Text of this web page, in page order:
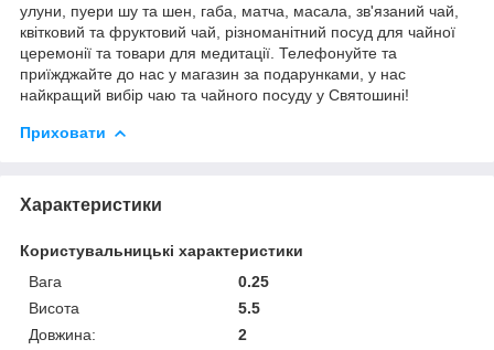
улуни, пуери шу та шен, габа, матча, масала, зв'язаний чай,
квітковий та фруктовий чай, різноманітний посуд для чайної
церемонії та товари для медитації. Телефонуйте та
приїжджайте до нас у магазин за подарунками, у нас
найкращий вибір чаю та чайного посуду у Святошині!
Приховати
Характеристики
Користувальницькі характеристики
Вага
0.25
Висота
5.5
Довжина:
2